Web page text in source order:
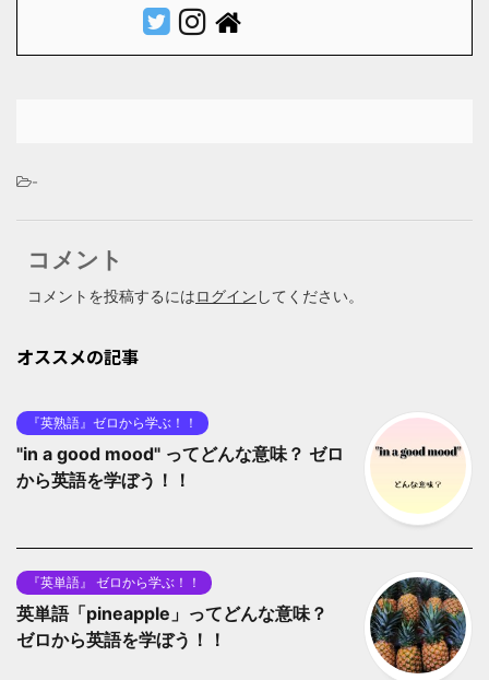
-
コメント
コメントを投稿するにはログイン してください。
オススメの記事
『英熟語』ゼロから学ぶ！！
"in a good mood" ってどんな意味？ ゼロ
から英語を学ぼう！！
『英単語』 ゼロから学ぶ！！
英単語「pineapple」ってどんな意味？
ゼロから英語を学ぼう！！